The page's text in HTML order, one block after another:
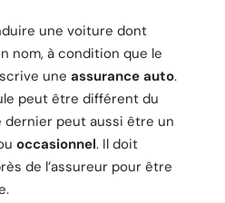
une voiture dont
nom, à condition que le
une assurance auto.
peut être différent du
dernier peut aussi être un
occasionnel. Il doit
de l’assureur pour être